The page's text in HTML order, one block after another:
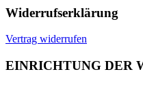
Widerrufserklärung
Vertrag widerrufen
EINRICHTUNG DER